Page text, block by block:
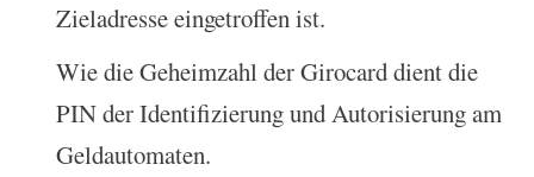
Zieladresse eingetroffen ist.
Wie die Geheimzahl der Girocard dient die
PIN der Identifizierung und Autorisierung am
Geldautomaten.